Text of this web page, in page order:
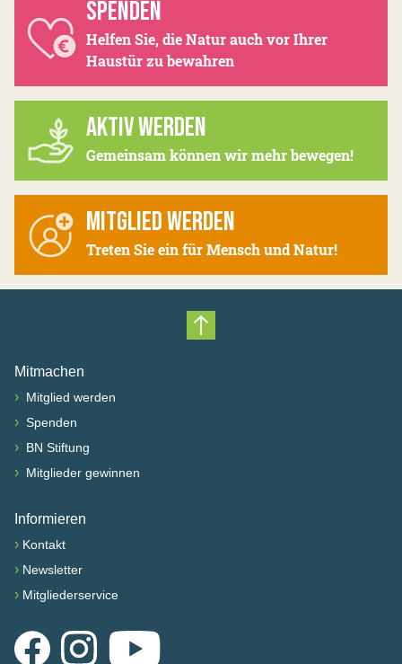
SPENDEN
Helfen Sie, die Natur auch vor Ihrer
Haustür zu bewahren
AKTIV WERDEN
Gemeinsam können wir mehr bewegen!
MITGLIED WERDEN
Treten Sie ein für Mensch und Natur!
Nach oben scrollen
Mitmachen
› Mitglied werden
› Spenden
› BN Stiftung
› Mitglieder gewinnen
Informieren
› Kontakt
› Newsletter
› Mitgliederservice
FacebookInstagramYouTube